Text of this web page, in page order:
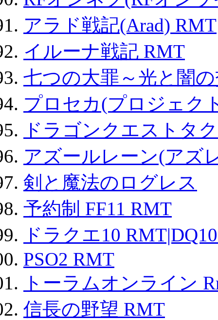
アラド戦記(Arad) RMT
イルーナ戦記 RMT
七つの大罪～光と闇
プロセカ(プロジェク
ドラゴンクエストタ
アズールレーン(アズ
剣と魔法のログレス
予約制 FF11 RMT
ドラクエ10
PSO2 RMT
トーラムオンライン
信長の野望 RMT